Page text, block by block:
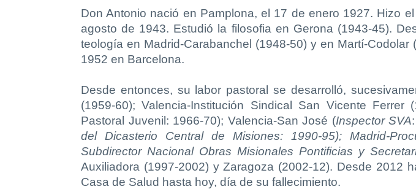
Don Antonio nació en Pamplona, el 17 de enero 1927. Hizo
agosto de 1943. Estudió la filosofia en Gerona (1943-45).
teología en Madrid-Carabanchel (1948-50) y en Martí-
1952 en Barcelona.
Desde entonces, su labor pastoral se desarrolló,
(1959-60); Valencia-Institución Sindical San Vicente
Pastoral Juvenil: 1966-70); Valencia-San José (Inspector SVA:
del Dicasterio Central de Misiones: 1990-95); Madrid-
Subdirector Nacional Obras Misionales Pontificias y
Auxiliadora (1997-2002) y Zaragoza (2002-12). Desde 2012
Casa de Salud hasta hoy, día de su fallecimiento.